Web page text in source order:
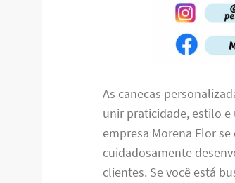
As canecas
unir praticidade, estilo e
empresa Morena Flor
cuidadosamente
clientes. Se você está